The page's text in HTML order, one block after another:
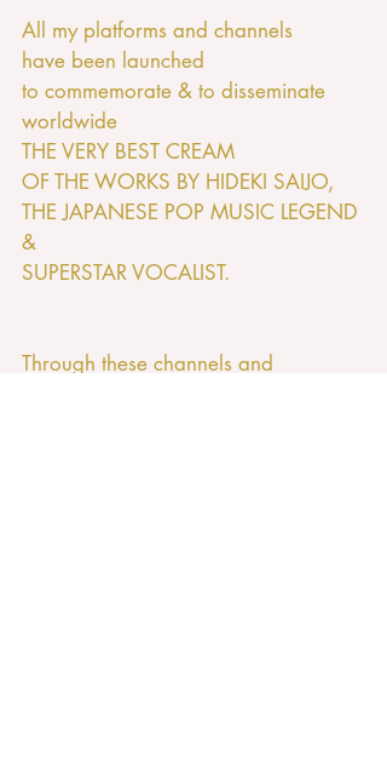
All my platforms and channels
have been launched
to commemorate & to disseminate
worldwide
THE VERY BEST CREAM
OF THE WORKS BY HIDEKI SAIJO,
THE JAPANESE POP MUSIC LEGEND
&
SUPERSTAR VOCALIST.
Through these channels and